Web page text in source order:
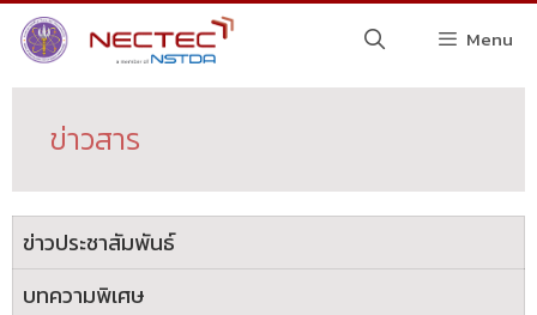
Menu
ข่าวสาร
ข่าวประชาสัมพันธ์
บทความพิเศษ